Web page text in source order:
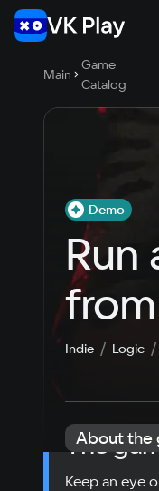
Main
Game
Catalog
Demo
Run
Indie Logic
About the
The
Keep an eye